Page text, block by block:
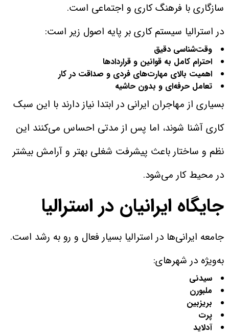
سازگاری با فرهنگ کاری و اجتماعی است.
در استرالیا سیستم کاری بر پایه اصول زیر است:
وقت‌شناسی دقیق
احترام کامل به قوانین و قراردادها
اهمیت بالای مهارت‌های فردی و صداقت در کار
تعامل حرفه‌ای و بدون حاشیه
بسیاری از مهاجران ایرانی در ابتدا نیاز دارند با این سبک
کاری آشنا شوند، اما پس از مدتی احساس می‌کنند این
نظم و ساختار باعث پیشرفت شغلی بهتر و آرامش بیشتر
در محیط کار می‌شود.
جایگاه ایرانیان در استرالیا
جامعه ایرانی‌ها در استرالیا بسیار فعال و رو به رشد است.
به‌ویژه در شهرهای:
سیدنی
ملبورن
بریزبین
پرت
آدلاید